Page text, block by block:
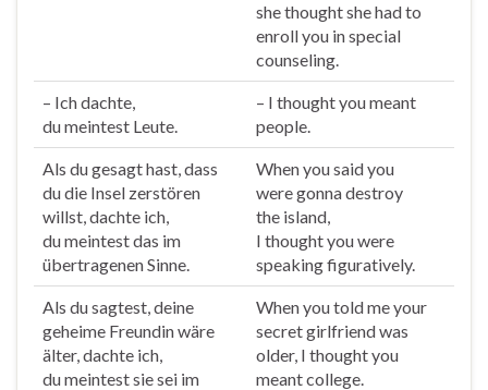
shethoughtshe had to
enroll you in special
counseling.
– Ich dachte,
dumeintest Leute.
– I thoughtyou meant
people.
Als du gesagt hast, dass
du die Insel zerstören
willst, dachte ich,
dumeintestdas im
übertragenen Sinne.
When you said you
were gonna destroy
the island,
I thoughtyou were
speaking figuratively.
Als du sagtest, deine
geheime Freundin wäre
älter, dachte ich,
dumeintestsie sei im
When you told me your
secret girlfriend was
older, I thoughtyou
meant college.